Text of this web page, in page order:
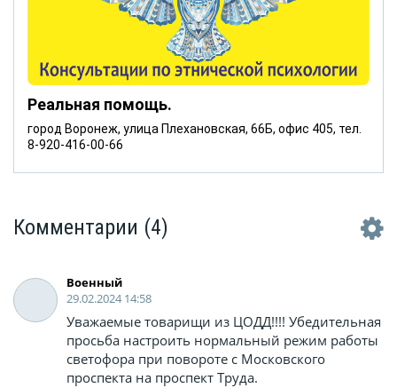
Реальная помощь.
город Воронеж, улица Плехановская, 66Б, офис 405, тел.
8-920-416-00-66
Комментарии (4)
Военный
29.02.2024 14:58
Уважаемые товарищи из ЦОДД!!!! Убедительная
просьба настроить нормальный режим работы
светофора при повороте с Московского
проспекта на проспект Труда.